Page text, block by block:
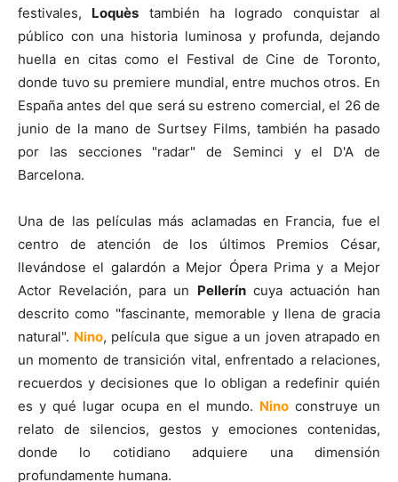
festivales, Loquès también ha logrado conquistar al
público con una historia luminosa y profunda, dejando
huella en citas como el Festival de Cine de Toronto,
donde tuvo su premiere mundial, entre muchos otros. En
España antes del que será su estreno comercial, el 26 de
junio de la mano de Surtsey Films, también ha pasado
por las secciones "radar" de Seminci y el D'A de
Barcelona.
Una de las películas más aclamadas en Francia, fue el
centro de atención de los últimos Premios César,
llevándose el galardón a Mejor Ópera Prima y a Mejor
Actor Revelación, para un Pelleríncuya actuación han
descrito como "fascinante, memorable y llena de gracia
natural". Nino, película que sigue a un joven atrapado en
un momento de transición vital, enfrentado a relaciones,
recuerdos y decisiones que lo obligan a redefinir quién
es y qué lugar ocupa en el mundo. Ninoconstruye un
relato de silencios, gestos y emociones contenidas,
donde lo cotidiano adquiere una dimensión
profundamente humana.